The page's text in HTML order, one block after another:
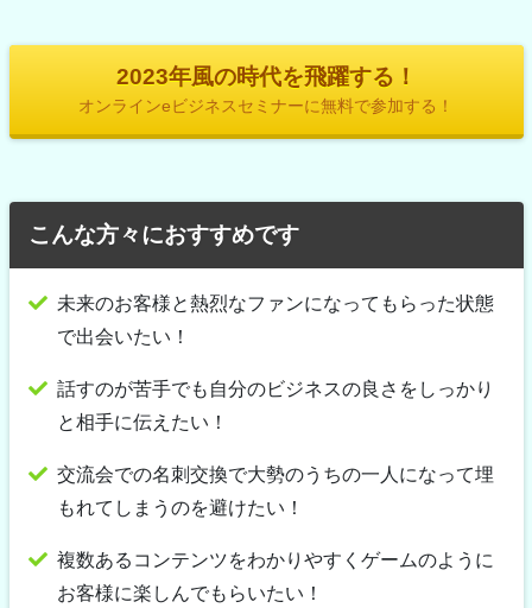
2023年風の時代を飛躍する！
オンラインeビジネスセミナーに無料で参加する！
こんな方々におすすめです
未来のお客様と熱烈なファンになってもらった状態
で出会いたい！
話すのが苦手でも自分のビジネスの良さをしっかり
と相手に伝えたい！
交流会での名刺交換で大勢のうちの一人になって埋
もれてしまうのを避けたい！
複数あるコンテンツをわかりやすくゲームのように
お客様に楽しんでもらいたい！